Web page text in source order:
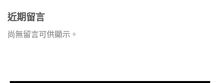
近期留言
尚無留言可供顯示。